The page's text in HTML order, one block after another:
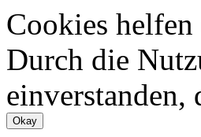
Cookies
Durch die
einverstanden,